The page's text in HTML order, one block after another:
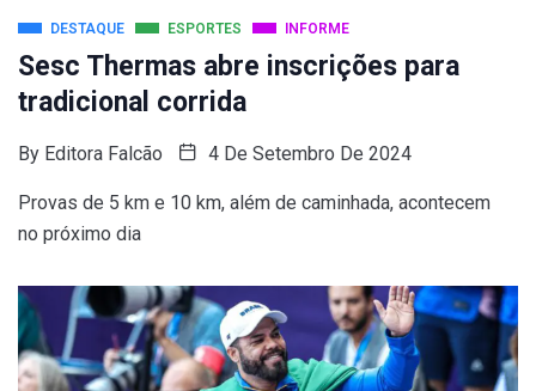
DESTAQUE ESPORTES INFORME
Sesc Thermas abre inscrições para
tradicional corrida
By Editora Falcão 4 De Setembro De 2024
Provas de 5 km e 10 km, além de caminhada, acontecem
no próximo dia